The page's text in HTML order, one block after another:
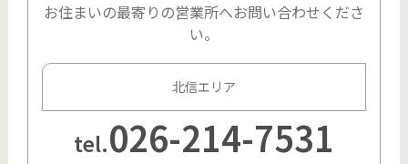
お住まいの最寄りの営業所へお問い合わせくださ
い。
北信エリア
tel.026-214-7531